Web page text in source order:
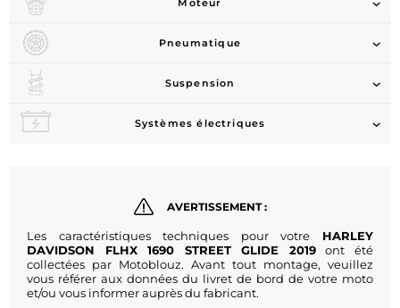
Moteur
Pneumatique
Suspension
Systèmes électriques
AVERTISSEMENT :
Les caractéristiques techniques pour votre HARLEY
DAVIDSON FLHX 1690 STREET GLIDE 2019ont été
collectées par Motoblouz. Avant tout montage, veuillez
vous référer aux données du livret de bord de votre moto
et/ou vous informer auprès du fabricant.